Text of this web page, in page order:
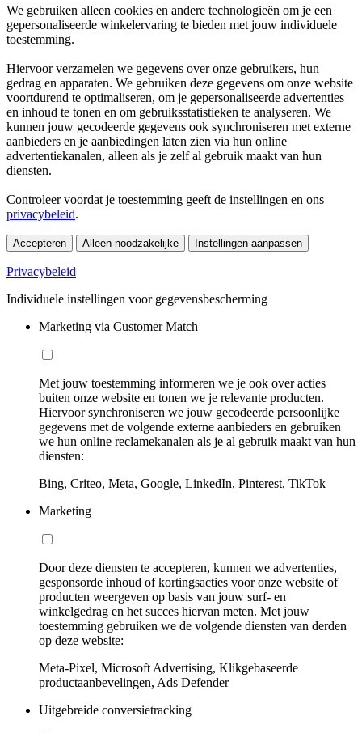
We gebruiken alleen cookies en andere technologieën om je een
gepersonaliseerde winkelervaring te bieden met jouw individuele
toestemming.
Hiervoor verzamelen we gegevens over onze gebruikers, hun
gedrag en apparaten. We gebruiken deze gegevens om onze website
voortdurend te optimaliseren, om je gepersonaliseerde advertenties
en inhoud te tonen en om gebruiksstatistieken te analyseren. We
kunnen jouw gecodeerde gegevens ook synchroniseren met externe
aanbieders en je aanbiedingen laten zien via hun online
advertentiekanalen, alleen als je zelf al gebruik maakt van hun
diensten.
Controleer voordat je toestemming geeft de instellingen en ons
privacybeleid.
Accepteren Alleen noodzakelijke Instellingen aanpassen
Privacybeleid
Individuele instellingen voor gegevensbescherming
Marketing via Customer Match
Met jouw toestemming informeren we je ook over acties
buiten onze website en tonen we je relevante producten.
Hiervoor synchroniseren we jouw gecodeerde persoonlijke
gegevens met de volgende externe aanbieders en gebruiken
we hun online reclamekanalen als je al gebruik maakt van hun
diensten:
Bing, Criteo, Meta, Google, LinkedIn, Pinterest, TikTok
Marketing
Door deze diensten te accepteren, kunnen we advertenties,
gesponsorde inhoud of kortingsacties voor onze website of
producten weergeven op basis van jouw surf- en
winkelgedrag en het succes hiervan meten. Met jouw
toestemming gebruiken we de volgende diensten van derden
op deze website:
Meta-Pixel, Microsoft Advertising, Klikgebaseerde
productaanbevelingen, Ads Defender
Uitgebreide conversietracking